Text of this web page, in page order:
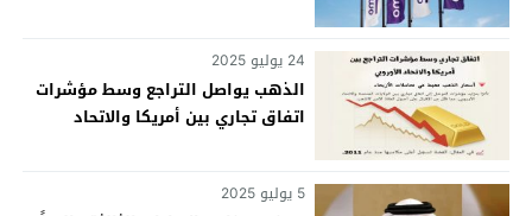
24 يوليو 2025
الذهب يواصل التراجع وسط مؤشرات
اتفاق تجاري بين أمريكا والاتحاد
5 يوليو 2025